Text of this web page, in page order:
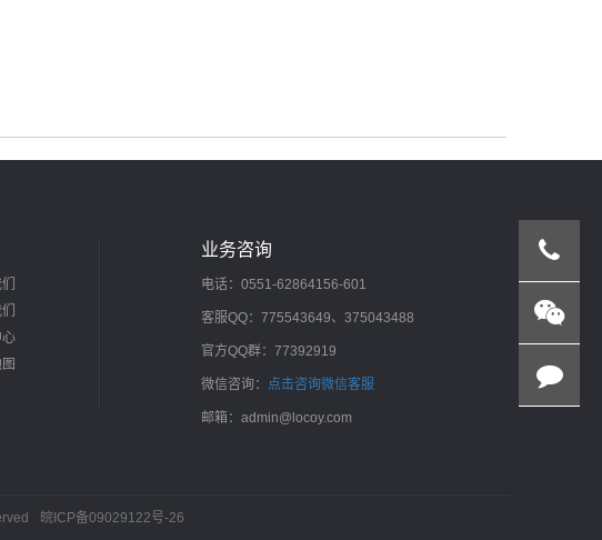
业务咨询
电话：0551-62864156-601
客服QQ：775543649、375043488
官方QQ群：77392919
微信咨询： 点击咨询微信客服
邮箱：admin@locoy.com
皖ICP备09029122号-26